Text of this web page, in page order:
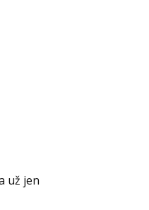
už jen